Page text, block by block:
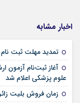
اخبار مشابه
تمدید مهلت ثبت
آغاز ثبت‌نام آزمون
علوم پزشکی اعلام شد
زمان فروش بلیت